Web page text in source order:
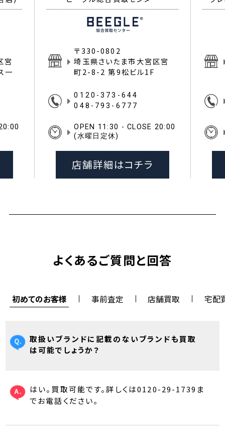
宮
一
〒330-0802
埼玉県さいたま市大宮区宮
町2-8-2 第9松ビル1F
0120-373-644
048-793-6777
OPEN 11:30 - CLOSE 20:00
(水曜日定休)
店舗詳細はコチラ
よくあるご質問と回答
初めてのお客様 事前査定 店舗買取 宅配
取扱いブランドに記載のないブランドも買取
は可能でしょうか？
はい。買取可能です。詳しくは0120-29-1739ま
でお電話ください。